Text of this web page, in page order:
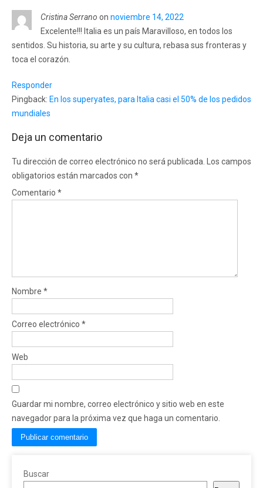
Cristina Serrano on noviembre 14, 2022
Excelente!!! Italia es un país Maravilloso, en todos los
sentidos. Su historia, su arte y su cultura, rebasa sus fronteras y
toca el corazón.
Responder
Pingback: En los superyates, para Italia casi el 50% de los pedidos
mundiales
Deja un comentario
Tu dirección de correo electrónico no será publicada.
Los campos
obligatorios están marcados con *
Comentario *
Nombre *
Correo electrónico *
Web
Guardar mi nombre, correo electrónico y sitio web en este
navegador para la próxima vez que haga un comentario.
Buscar